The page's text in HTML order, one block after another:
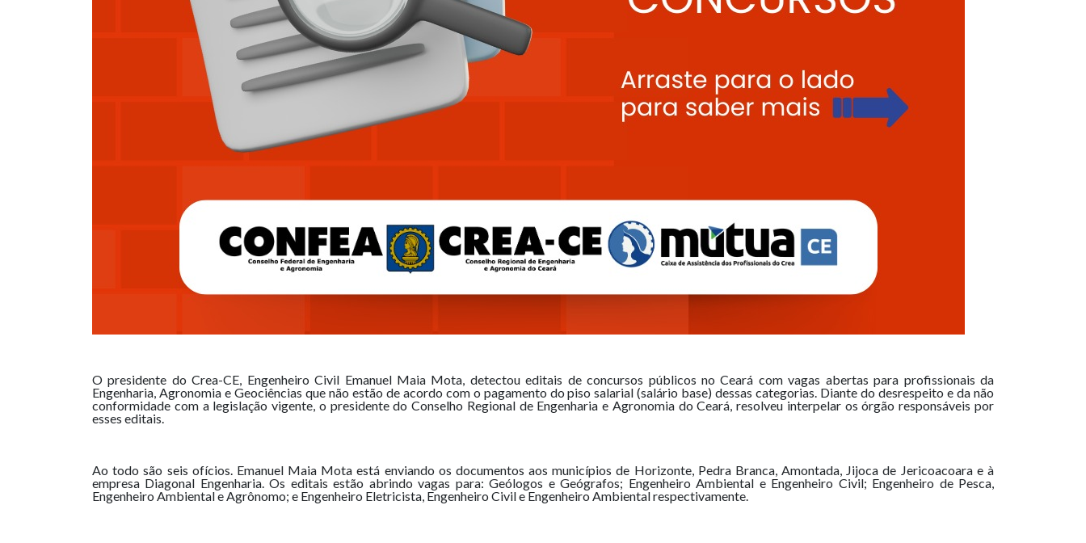
O presidente do Crea-CE, Engenheiro Civil Emanuel Maia Mota, detectou editais de concursos públicos no Ceará com vagas abertas para profissionais da
Engenharia, Agronomia e Geociências que não estão de acordo com o pagamento do piso salarial (salário base) dessas categorias. Diante do desrespeito e da não
conformidade com a legislação vigente, o presidente do Conselho Regional de Engenharia e Agronomia do Ceará, resolveu interpelar os órgão responsáveis por
esses editais.
Ao todo são seis ofícios. Emanuel Maia Mota está enviando os documentos aos municípios de Horizonte, Pedra Branca, Amontada, Jijoca de Jericoacoara e à
empresa Diagonal Engenharia. Os editais estão abrindo vagas para: Geólogos e Geógrafos; Engenheiro Ambiental e Engenheiro Civil; Engenheiro de Pesca,
Engenheiro Ambiental e Agrônomo; e Engenheiro Eletricista, Engenheiro Civil e Engenheiro Ambiental respectivamente.